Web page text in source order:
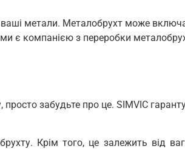
метали. Металобрухт може
є компанією з переробки
забудьте про це. SIMVIC
Крім того, це залежить від